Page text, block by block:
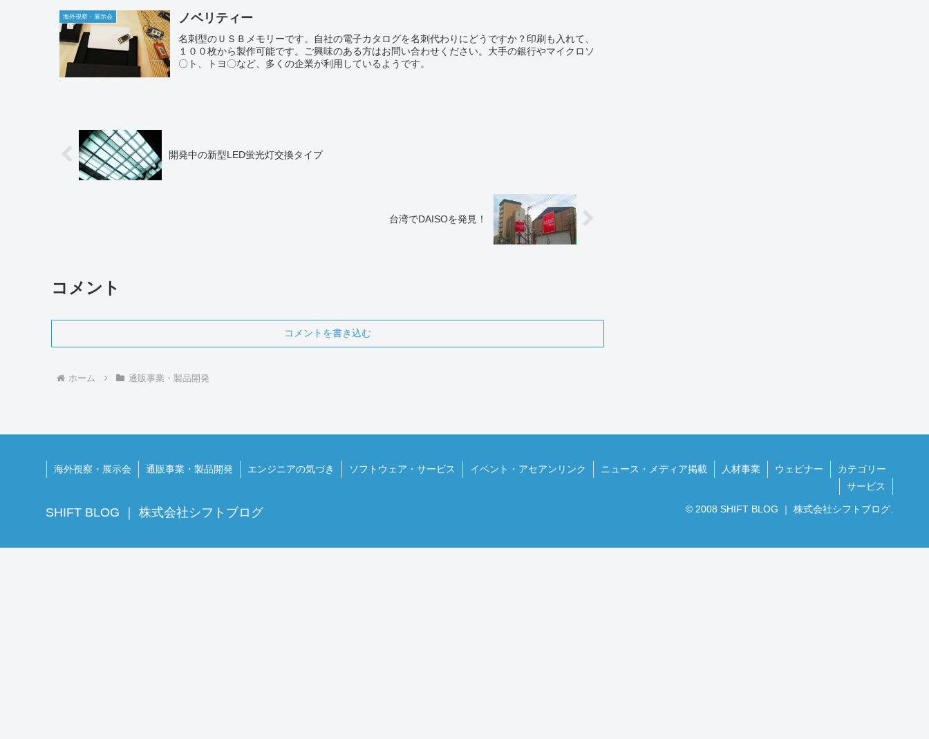
海外視察・展示会 ノベリティー
名刺型のＵＳＢメモリーです。自社の電子カタログを名刺代わりにどうですか？印刷も入れて、
１００枚から製作可能です。ご興味のある方はお問い合わせください。大手の銀行やマイクロソ
〇ト、トヨ〇など、多くの企業が利用しているようです。
開発中の新型LED蛍光灯交換タイプ
台湾でDAISOを発見！
コメント
コメントを書き込む
ホーム 通販事業・製品開発
SHIFT BLOG ｜ 株式会社シフトブログ
海外視察・展示会 通販事業・製品開発 エンジニアの気づき ソフトウェア・サービス イベント・アセアンリンク ニュース・メディア掲載 人材事業 ウェビナー
カテゴリー
サービス
© 2008 SHIFT BLOG ｜ 株式会社シフトブログ.